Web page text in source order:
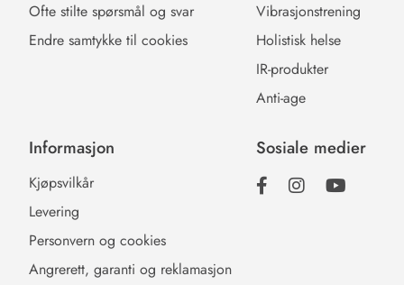
Ofte stilte spørsmål og svar
Endre samtykke til cookies
Vibrasjonstrening
Holistisk helse
IR-produkter
Anti-age
Informasjon
Kjøpsvilkår
Levering
Personvern og cookies
Angrerett, garanti og reklamasjon
Sosiale medier